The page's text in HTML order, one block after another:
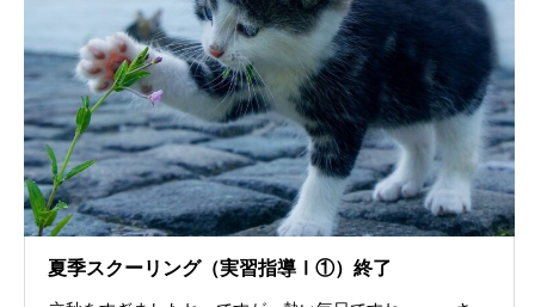
夏季スクーリング（実習指導Ⅰ①）終了